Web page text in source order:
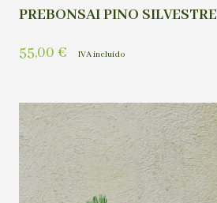
PREBONSAI PINO SILVESTRE
55,00 € IVA incluído